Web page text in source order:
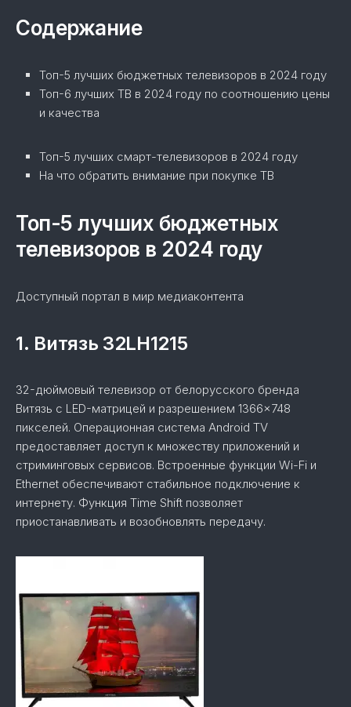
Содержание
Топ-5 лучших бюджетных телевизоров в 2024 году
Топ-6 лучших ТВ в 2024 году по соотношению цены
и качества
Топ-5 лучших смарт-телевизоров в 2024 году
На что обратить внимание при покупке ТВ
Топ-5 лучших бюджетных
телевизоров в 2024 году
Доступный портал в мир медиаконтента
1. Витязь 32LH1215
32-дюймовый телевизор от белорусского бренда
Витязь с LED-матрицей и разрешением 1366×748
пикселей. Операционная система Android TV
предоставляет доступ к множеству приложений и
стриминговых сервисов. Встроенные функции Wi-Fi и
Ethernet обеспечивают стабильное подключение к
интернету. Функция Time Shift позволяет
приостанавливать и возобновлять передачу.